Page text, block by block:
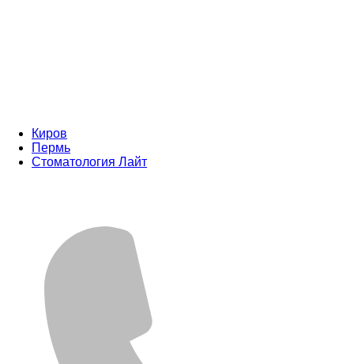
Киров
Пермь
Стоматология Лайт